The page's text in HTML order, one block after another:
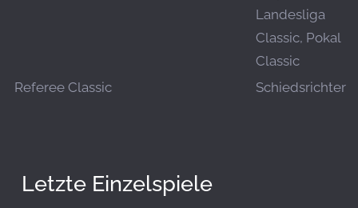
Landesliga
Classic, Pokal
Classic
Referee Classic
Schiedsrichter
Letzte Einzelspiele